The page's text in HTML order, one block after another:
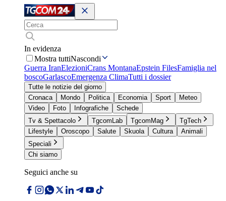
In evidenza
Mostra tuttiNascondi
Guerra IranElezioniCrans MontanaEpstein FilesFamiglia nel
boscoGarlascoEmergenza ClimaTutti i dossier
Tutte le notizie del giorno
Cronaca
Mondo Politica Economia Sport
Meteo
Video
Foto Infografiche
Schede
Tv & Spettacolo
TgcomLab TgcomMag
TgTech
Lifestyle
Oroscopo Salute Skuola Cultura
Animali
Speciali
Chi siamo
Seguici anche su